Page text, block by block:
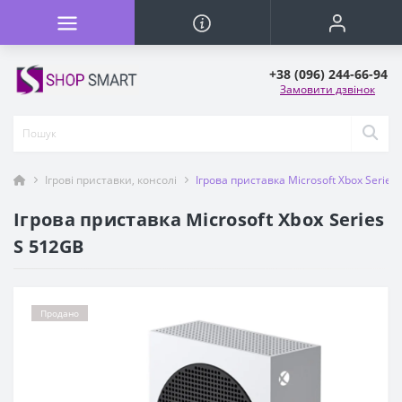
+38 (096) 244-66-94
Замовити дзвінок
Ігрові приставки, консолі Iгрова приставка Microsoft Xbox Series
Iгрова приставка Microsoft Xbox Series
S 512GB
Продано